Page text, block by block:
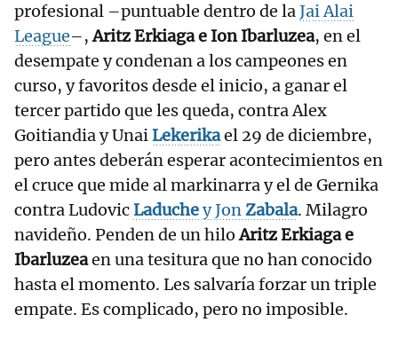
profesional –puntuable dentro de laJai Alai
League–,Aritz Erkiaga e Ion Ibarluzea, en el
desempate y condenan a los campeones en
curso, y favoritos desde el inicio, a ganar el
tercer partido que les queda, contra Alex
Goitiandia y UnaiLekerikael 29 de diciembre,
pero antes deberán esperar acontecimientos en
el cruce que mide al markinarra y el de Gernika
contra LudovicLaduchey JonZabala. Milagro
navideño. Penden de un hiloAritz Erkiaga e
Ibarluzeaen una tesitura que no han conocido
hasta el momento. Les salvaría forzar un triple
empate. Es complicado, pero no imposible.